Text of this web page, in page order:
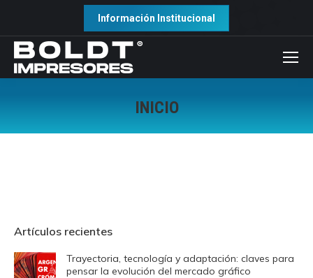
Información Institucional
INICIO
Artículos recientes
Trayectoria, tecnología y adaptación: claves para
pensar la evolución del mercado gráfico